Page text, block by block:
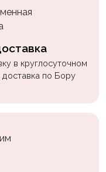
в круглосуточном
по Бору